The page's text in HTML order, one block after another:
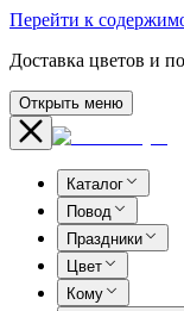
Перейти к
Доставка цветов и
Открыть меню
Каталог
Повод
Праздники
Цвет
Кому